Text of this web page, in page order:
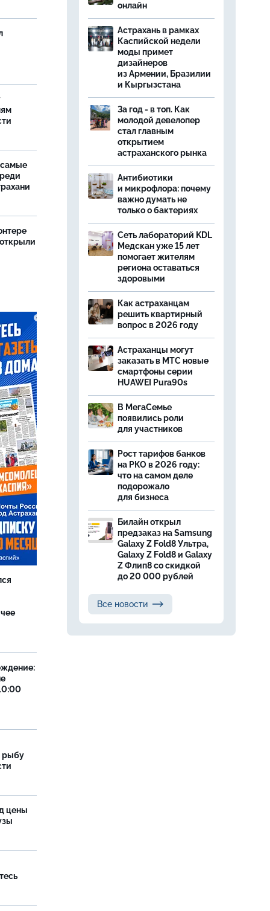
рыбу
цены
онлайн
Астрахань в рамках
Каспийской недели
моды примет
дизайнеров
из Армении, Бразилии
и Кыргызстана
За год - в топ. Как
молодой девелопер
стал главным
открытием
астраханского рынка
Антибиотики
и микрофлора: почему
важно думать не
только о бактериях
Сеть лабораторий KDL
Медскан уже 15 лет
помогает жителям
региона оставаться
здоровыми
Как астраханцам
решить квартирный
вопрос в 2026 году
Астраханцы могут
заказать в МТС новые
смартфоны серии
HUAWEI Pura90s
В МегаСемье
появились роли
для участников
Рост тарифов банков
на РКО в 2026 году:
что на самом деле
подорожало
для бизнеса
Билайн открыл
предзаказ на Samsung
Galaxy Z Fold8 Ультра,
Galaxy Z Fold8 и Galaxy
Z Флип8 со скидкой
до 20 000 рублей
Все новости